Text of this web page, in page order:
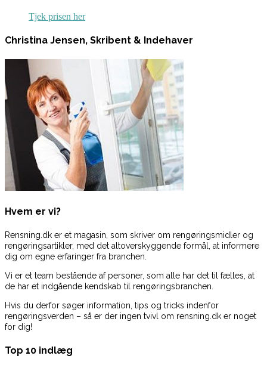
Tjek prisen her
Christina Jensen, Skribent & Indehaver
Hvem er vi?
Rensning.dk er et magasin, som skriver om rengøringsmidler og
rengøringsartikler, med det altoverskyggende formål, at informere
dig om egne erfaringer fra branchen.
Vi er et team bestående af personer, som alle har det til fælles, at
de har et indgående kendskab til rengøringsbranchen.
Hvis du derfor søger information, tips og tricks indenfor
rengøringsverden – så er der ingen tvivl om rensning.dk er noget
for dig!
Top 10 indlæg